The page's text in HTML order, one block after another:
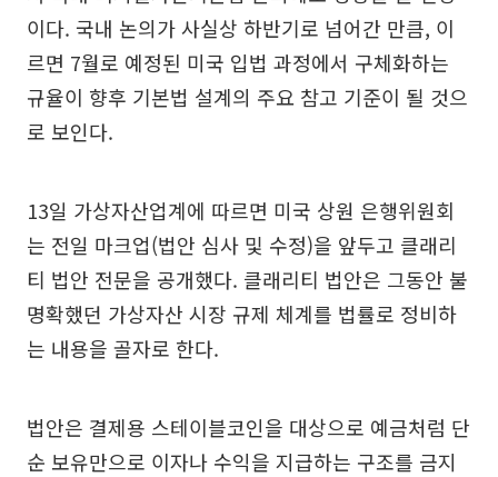
이다. 국내 논의가 사실상 하반기로 넘어간 만큼, 이
르면 7월로 예정된 미국 입법 과정에서 구체화하는
규율이 향후 기본법 설계의 주요 참고 기준이 될 것으
로 보인다.
13일 가상자산업계에 따르면 미국 상원 은행위원회
는 전일 마크업(법안 심사 및 수정)을 앞두고 클래리
티 법안 전문을 공개했다. 클래리티 법안은 그동안 불
명확했던 가상자산 시장 규제 체계를 법률로 정비하
는 내용을 골자로 한다.
법안은 결제용 스테이블코인을 대상으로 예금처럼 단
순 보유만으로 이자나 수익을 지급하는 구조를 금지